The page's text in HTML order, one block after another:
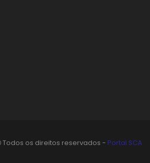
Todos os direitos reservados - Portal SCA